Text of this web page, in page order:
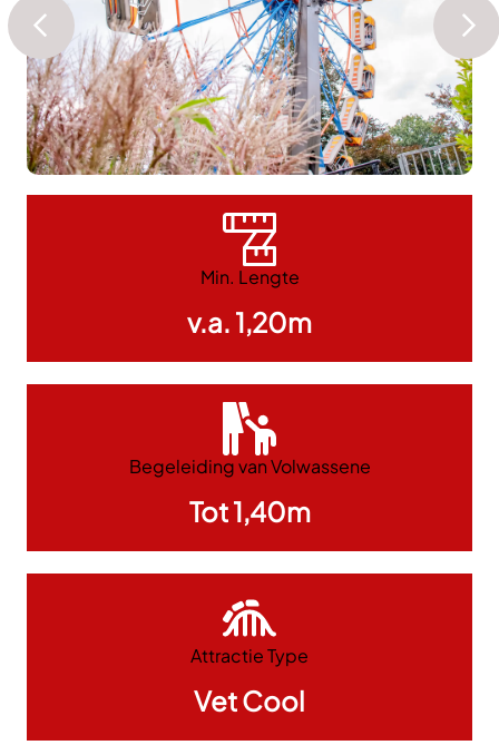
Min. Lengte
v.a. 1,20m
Begeleiding van Volwassene
Tot 1,40m
Attractie Type
Vet Cool